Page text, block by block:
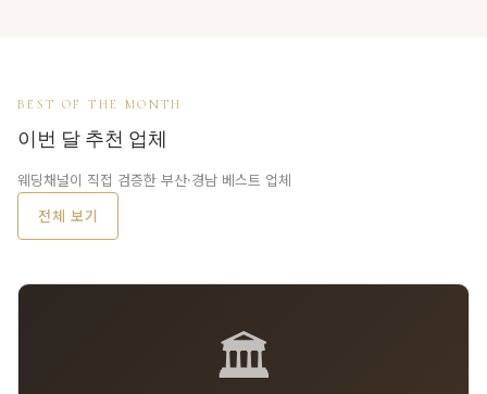
BEST OF THE MONTH
이번 달 추천 업체
웨딩채널이 직접 검증한 부산·경남 베스트 업체
전체 보기
🏛️